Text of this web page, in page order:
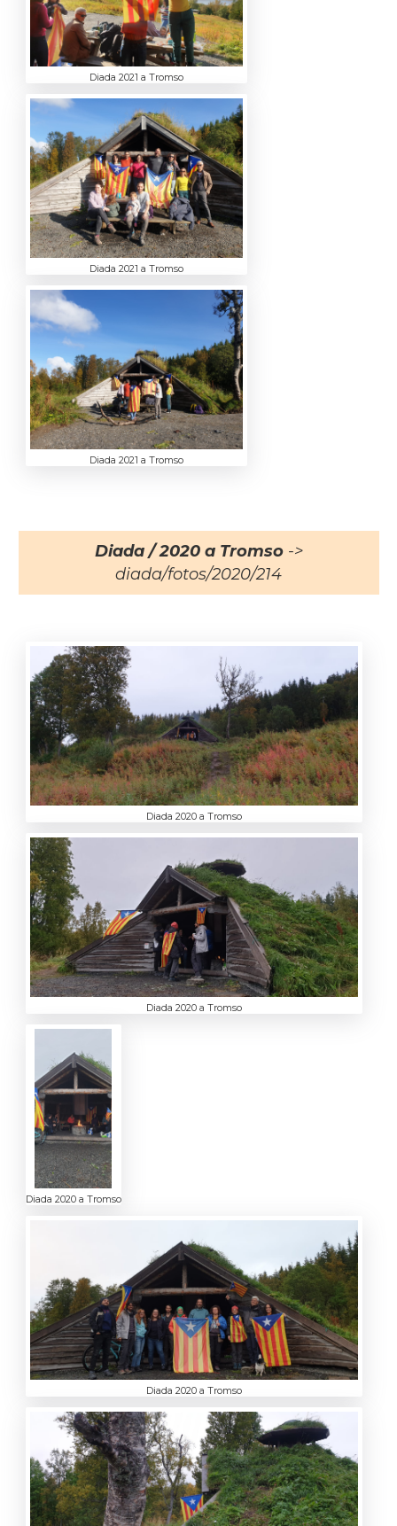
Diada 2021 a Tromso
Diada 2021 a Tromso
Diada 2021 a Tromso
Diada / 2020 a Tromso->
diada/fotos/2020/214
Diada 2020 a Tromso
Diada 2020 a Tromso
Diada 2020 a Tromso
Diada 2020 a Tromso